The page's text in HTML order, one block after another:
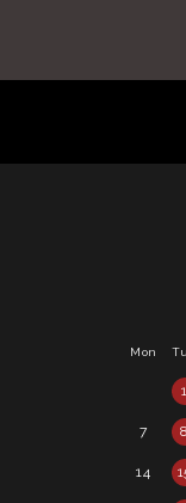
Mon
1
7 8
14